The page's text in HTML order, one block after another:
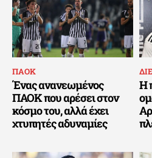
ΠΑΟΚ
Ένας ανανεωμένος
ΠΑΟΚ που αρέσει στον
κόσμο του, αλλά έχει
χτυπητές αδυναμίες
Η